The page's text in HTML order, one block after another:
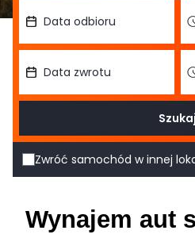
Zwróć samochód w innej
Szukaj
Wynajem aut